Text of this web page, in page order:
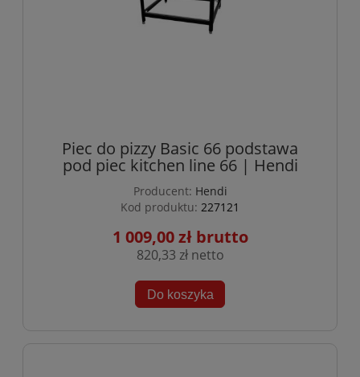
Piec do pizzy Basic 66 podstawa
pod piec kitchen line 66 | Hendi
Producent: Hendi
Kod produktu: 227121
1 009,00 zł
820,33 zł
Do koszyka